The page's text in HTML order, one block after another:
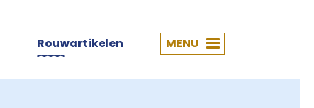
Rouwartikelen MENU